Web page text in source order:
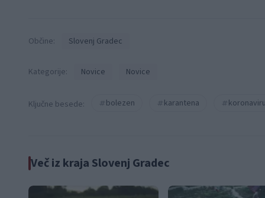
Občine: Slovenj Gradec
Kategorije: Novice Novice
Ključne besede: bolezen karantena
Več iz kraja Slovenj Gradec